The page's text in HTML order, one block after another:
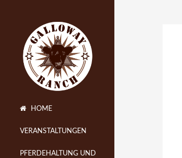
HOME
VERANSTALTUNGEN
PFERDEHALTUNG UND